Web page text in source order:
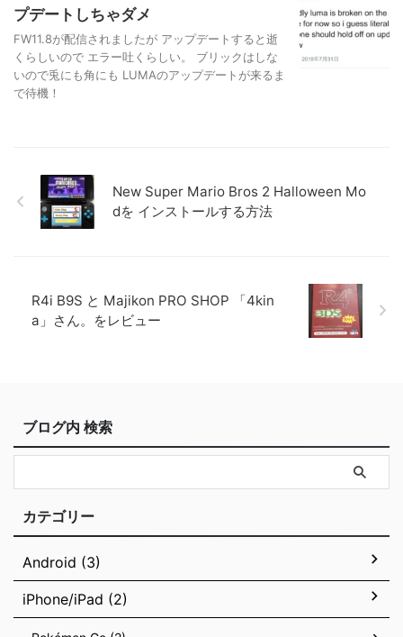
プデートしちゃダメ
FW11.8が配信されましたが アップデートすると逝
くらしいので エラー吐くらしい。 ブリックはしな
いので兎にも角にも LUMAのアップデートが来るま
で待機！
New Super Mario Bros 2 Halloween Mo
dを インストールする方法
R4i B9S と Majikon PRO SHOP 「4kin
a」さん。をレビュー
ブログ内 検索
カテゴリー
Android (3)
iPhone/iPad (2)